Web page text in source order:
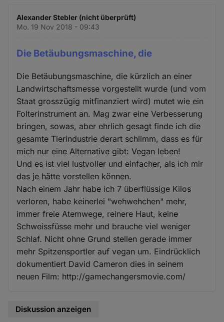
Alexander Stebler (nicht überprüft)
Mo. 19 Nov 2018 - 09:43
Die Betäubungsmaschine, die
Die Betäubungsmaschine, die kürzlich an einer
Landwirtschaftsmesse vorgestellt wurde (und vom
Staat grosszügig mitfinanziert wird) mutet wie ein
Folterinstrument an. Mag zwar eine Verbesserung
bringen, sowas, aber ehrlich gesagt finde ich die
gesamte Tierindustrie derart schlimm, dass es für
mich nur eine Alternative gibt: Vegan leben!
Und es ist viel lustvoller und einfacher, als ich mir
das je hätte vorstellen können.
Nach einem Jahr habe ich 7 überflüssige Kilos
verloren, habe keinerlei "wehwehchen" mehr,
immer freie Atemwege, reinere Haut, keine
Schweissfüsse mehr und brauche viel weniger
Schlaf. Nicht ohne Grund stellen gerade immer
mehr Spitzensportler auf vegan um. Eindrücklich
dokumentiert David Cameron dies in seinem
neuen Film: http://gamechangersmovie.com/
Diskussion anzeigen